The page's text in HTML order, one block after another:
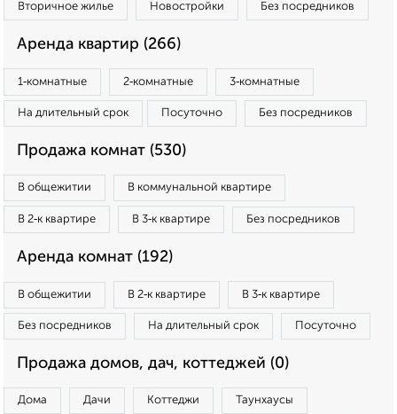
Вторичное жилье Новостройки Без посредников
Аренда квартир (266)
1‑комнатные 2‑комнатные 3‑комнатные
На длительный срок Посуточно Без посредников
Продажа комнат (530)
В общежитии В коммунальной квартире
В 2‑к квартире В 3‑к квартире Без посредников
Аренда комнат (192)
В общежитии В 2‑к квартире В 3‑к квартире
Без посредников На длительный срок Посуточно
Продажа домов, дач, коттеджей (0)
Дома Дачи Коттеджи Таунхаусы